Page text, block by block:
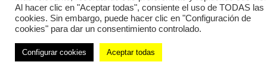
Al hacer clic en "Aceptar todas", consiente el uso de TODAS las
cookies. Sin embargo, puede hacer clic en "Configuración de
cookies" para dar un consentimiento controlado.
Configurar cookies Aceptar todas